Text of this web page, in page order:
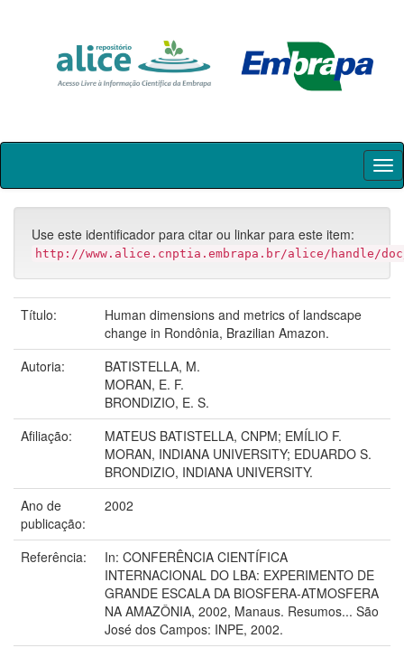
Skip
Use este identificador para citar ou linkar para este item:
http://www.alice.cnptia.embrapa.br/alice/handle/
Título:
Human dimensions and metrics of landscape
change in Rondônia, Brazilian Amazon.
Autoria:
BATISTELLA, M.
MORAN, E. F.
BRONDIZIO, E. S.
Afiliação:
MATEUS BATISTELLA, CNPM; EMÍLIO F.
MORAN, INDIANA UNIVERSITY; EDUARDO S.
BRONDIZIO, INDIANA UNIVERSITY.
Ano de
publicação:
2002
Referência:
In: CONFERÊNCIA CIENTÍFICA
INTERNACIONAL DO LBA: EXPERIMENTO DE
GRANDE ESCALA DA BIOSFERA-ATMOSFERA
NA AMAZÔNIA, 2002, Manaus. Resumos... São
José dos Campos: INPE, 2002.